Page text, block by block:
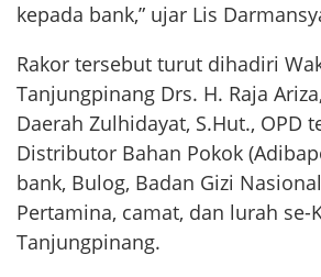
kepada bank,” ujar Lis
Rakor tersebut turut dihadiri
Tanjungpinang Drs. H. Raja
Daerah Zulhidayat, S.Hut., OPD
Distributor Bahan Pokok
bank, Bulog, Badan Gizi
Pertamina, camat, dan lurah se-
Tanjungpinang.